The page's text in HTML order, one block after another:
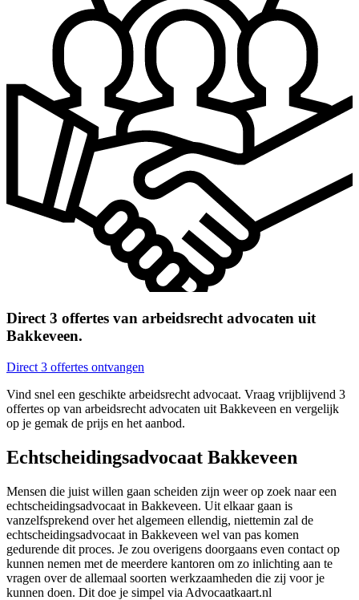
Direct 3 offertes van arbeidsrecht advocaten uit
Bakkeveen.
Direct 3 offertes ontvangen
Vind snel een geschikte arbeidsrecht advocaat. Vraag vrijblijvend 3
offertes op van arbeidsrecht advocaten uit Bakkeveen en vergelijk
op je gemak de prijs en het aanbod.
Echtscheidingsadvocaat Bakkeveen
Mensen die juist willen gaan scheiden zijn weer op zoek naar een
echtscheidingsadvocaat in Bakkeveen. Uit elkaar gaan is
vanzelfsprekend over het algemeen ellendig, niettemin zal de
echtscheidingsadvocaat in Bakkeveen wel van pas komen
gedurende dit proces. Je zou overigens doorgaans even contact op
kunnen nemen met de meerdere kantoren om zo inlichting aan te
vragen over de allemaal soorten werkzaamheden die zij voor je
kunnen doen. Dit doe je simpel via Advocaatkaart.nl